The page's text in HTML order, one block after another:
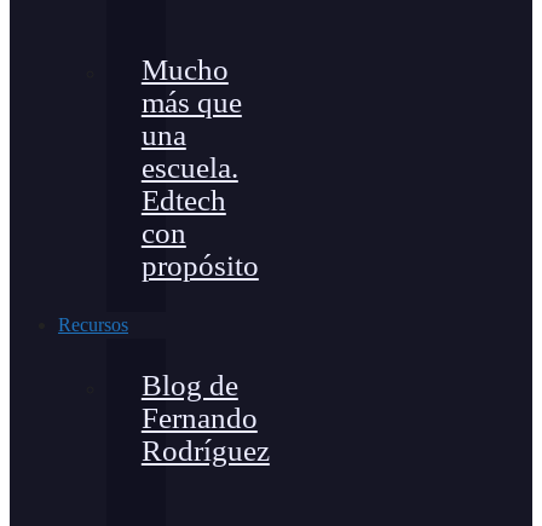
Mucho
más que
una
escuela.
Edtech
con
propósito
Recursos
Blog de
Fernando
Rodríguez